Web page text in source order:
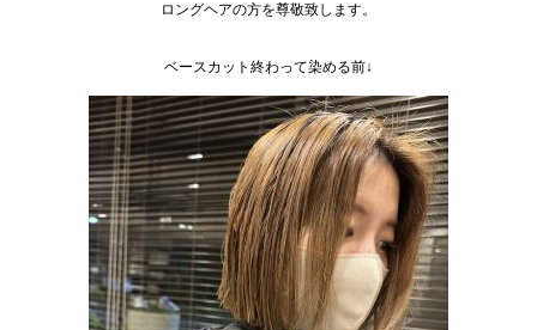
ロングヘアの方を尊敬致します。
ベースカット終わって染める前↓